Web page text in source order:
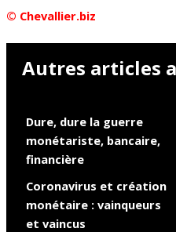
© Chevallier.biz
Autres articles
Dure, dure la guerre
monétariste, bancaire,
financière
Coronavirus et création
monétaire : vainqueurs
et vaincus